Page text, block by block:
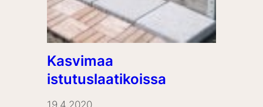
Kasvimaa
istutuslaatikoissa